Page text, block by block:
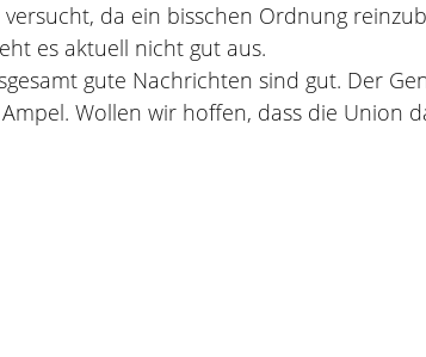
da ein bisschen Ordnung
es aktuell nicht gut aus.
gute Nachrichten sind gut. Der
Wollen wir hoffen, dass die Union